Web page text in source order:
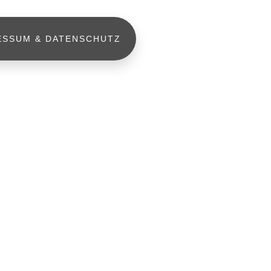
& DATENSCHUTZ